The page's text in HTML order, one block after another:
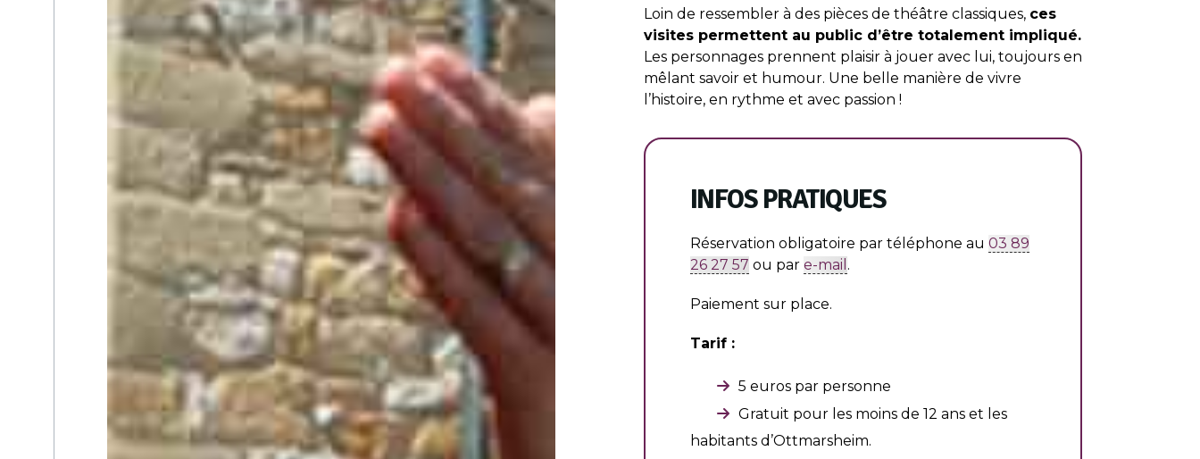
Loin de ressembler à des pièces de théâtre classiques, ces
visites permettent au public d’être totalement impliqué.
Les personnages prennent plaisir à jouer avec lui, toujours en
mêlant savoir et humour. Une belle manière de vivre
l’histoire, en rythme et avec passion !
INFOS PRATIQUES
Réservation obligatoire par téléphone au 03 89
26 27 57 ou par e-mail .
Paiement sur place.
Tarif :
5 euros par personne
Gratuit pour les moins de 12 ans et les
habitants d’Ottmarsheim.